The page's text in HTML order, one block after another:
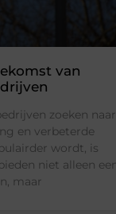
van
zoeken naar
en verbeterde
wordt, is
niet alleen
maar